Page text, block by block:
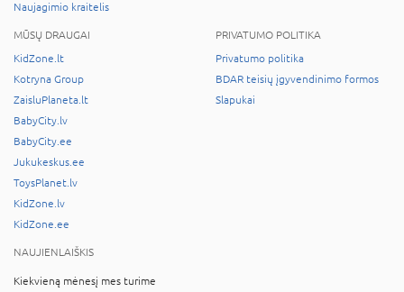
Naujagimio kraitelis
MŪSŲ DRAUGAI
KidZone.lt
Kotryna Group
ZaisluPlaneta.lt
BabyCity.lv
BabyCity.ee
Jukukeskus.ee
ToysPlanet.lv
KidZone.lv
KidZone.ee
PRIVATUMO POLITIKA
Privatumo politika
BDAR teisių įgyvendinimo formos
Slapukai
NAUJIENLAIŠKIS
Kiekvieną mėnesį mes turime